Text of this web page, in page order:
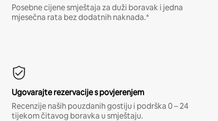
Posebne cijene smještaja za duži boravak i jedna
mjesečna rata bez dodatnih naknada.*
Ugovarajte rezervacije s povjerenjem
Recenzije naših pouzdanih gostiju i podrška 0 – 24
tijekom čitavog boravka u smještaju.